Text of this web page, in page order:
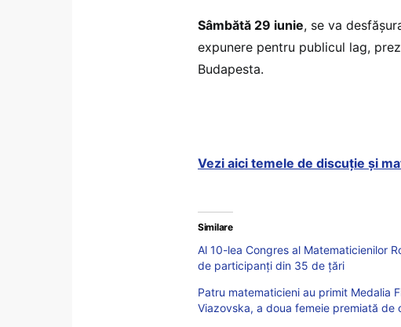
Sâmbătă 29 iunie, se va
expunere pentru publicul lag,
Budapesta.
Vezi aici temele de discuție și
Similare
Al 10-lea Congres al Matematicienilor
de participanți din 35 de țări
Patru matematicieni au primit Medalia
Viazovska, a doua femeie premiată